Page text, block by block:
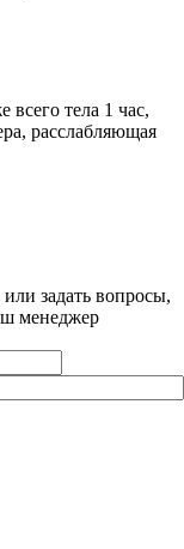
тела 1 час,
расслабляющая
задать вопросы,
менеджер